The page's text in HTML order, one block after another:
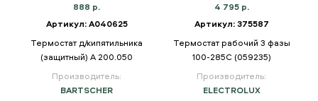
888 р.
Артикул: A040625
Термостат д/кипятильника
(защитный) A 200.050
Производитель:
BARTSCHER
4 795 р.
Артикул: 375587
Термостат рабочий 3 фазы
100-285C (059235)
Производитель:
ELECTROLUX